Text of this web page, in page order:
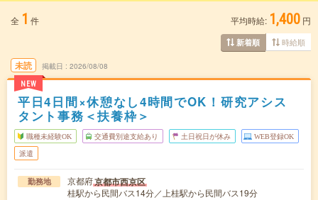
全 1 件 平均時給: 1,400 円
新着順 時給順
未読
NEW
掲載日 2026/08/08
平日4日間×休憩なし4時間でOK！研究アシス
タント事務＜扶養枠＞
職種未経験OK 交通費別途支給あり 土日祝日が休み WEB登録OK
派遣
勤務地 京都府京都市西京区
桂駅から民間バス14分／上桂駅から民間バス19分